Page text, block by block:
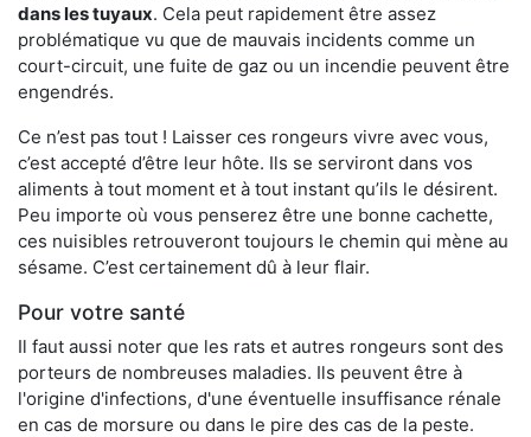
dans les tuyaux. Cela peut rapidement être assez
problématique vu que de mauvais incidents comme un
court-circuit, une fuite de gaz ou un incendie peuvent être
engendrés.
Ce n’est pas tout ! Laisser ces rongeurs vivre avec vous,
c’est accepté d’être leur hôte. Ils se serviront dans vos
aliments à tout moment et à tout instant qu’ils le désirent.
Peu importe où vous penserez être une bonne cachette,
ces nuisibles retrouveront toujours le chemin qui mène au
sésame. C’est certainement dû à leur flair.
Pour votre santé
Il faut aussi noter que les rats et autres rongeurs sont des
porteurs de nombreuses maladies. Ils peuvent être à
l'origine d'infections, d'une éventuelle insuffisance rénale
en cas de morsure ou dans le pire des cas de la peste.